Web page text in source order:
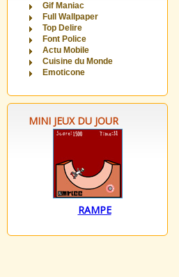
Gif Maniac
Full Wallpaper
Top Delire
Font Police
Actu Mobile
Cuisine du Monde
Emoticone
MINI JEUX DU JOUR
RAMPE